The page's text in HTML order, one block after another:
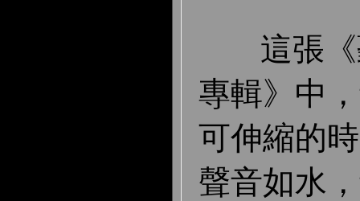
這張《
專輯》中
可伸縮的
聲音如水